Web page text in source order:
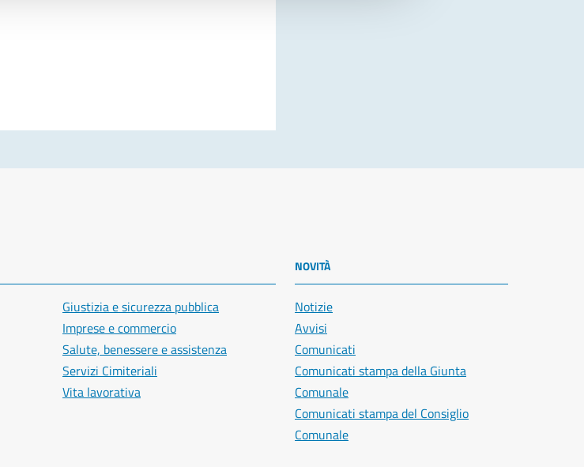
Giustizia e sicurezza pubblica
Imprese e commercio
Salute, benessere e assistenza
Servizi Cimiteriali
Vita lavorativa
NOVITÀ
Notizie
Avvisi
Comunicati
Comunicati stampa della Giunta
Comunale
Comunicati stampa del Consiglio
Comunale